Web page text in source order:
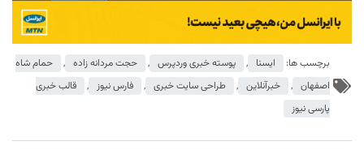
برچسب ها: ایسنا , پوسته خبری وردپرس , حجت مردانه زاده ,
حمام شاه
اصفهان , خبرآنلاین , طراحی سایت خبری , فارس نیوز ,
قالب خبری
پارسی نیوز